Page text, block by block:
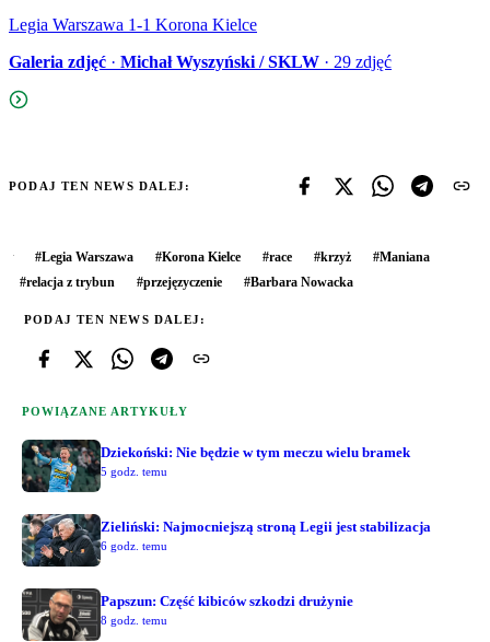
Legia Warszawa 1-1 Korona Kielce
Galeria zdjęć · Michał Wyszyński / SKLW · 29 zdjęć
PODAJ TEN NEWS DALEJ:
#Legia Warszawa #Korona Kielce #race #krzyż #Maniana
#relacja z trybun #przejęzyczenie #Barbara Nowacka
PODAJ TEN NEWS DALEJ:
POWIĄZANE ARTYKUŁY
Dziekoński: Nie będzie w tym meczu wielu bramek
5 godz. temu
Zieliński: Najmocniejszą stroną Legii jest stabilizacja
6 godz. temu
Papszun: Część kibiców szkodzi drużynie
8 godz. temu